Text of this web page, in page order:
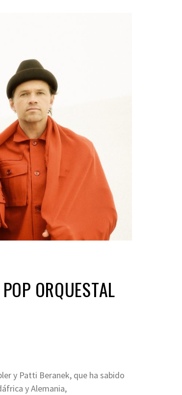
ORQUESTAL
y Patti Beranek, que ha sabido
y Alemania,